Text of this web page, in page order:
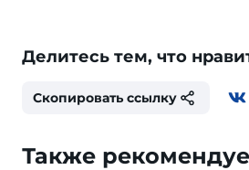
Делитесь тем, что
Скопировать ссылку
Также